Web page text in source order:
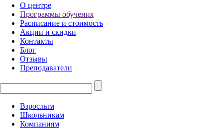
О центре
Программы обучения
Расписание и стоимость
Акции и скидки
Контакты
Блог
Отзывы
Преподаватели
Взрослым
Школьникам
Компаниям